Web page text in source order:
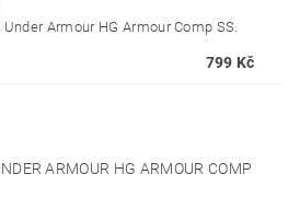
Armour HG Armour Comp SS.
799 Kč
ARMOUR HG ARMOUR COMP